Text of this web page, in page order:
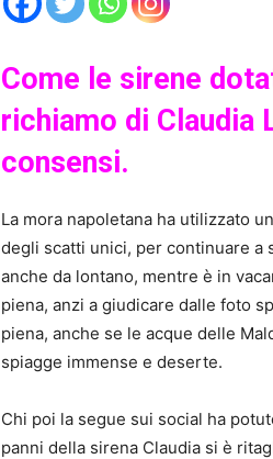
Come le sirene
richiamo di Claudia
consensi.
La mora napoletana ha utilizzato
degli scatti unici, per continuare a
anche da lontano, mentre è in
piena, anzi a giudicare dalle foto
piena, anche se le acque delle
spiagge immense e deserte.
Chi poi la segue sui social ha
panni della sirena Claudia si è